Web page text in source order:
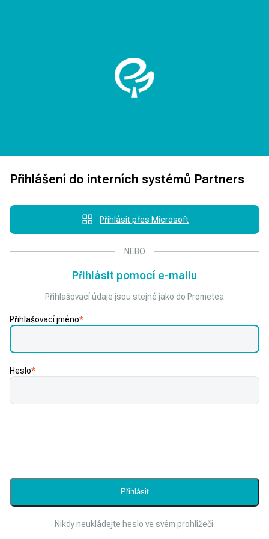
Přihlášení do interních systémů Partners
Přihlásit přes Microsoft
NEBO
Přihlásit pomocí e-mailu
Přihlašovací údaje jsou stejné jako do Prometea
Přihlašovací jméno*
Heslo*
Nikdy neukládejte heslo ve svém prohlížeči.